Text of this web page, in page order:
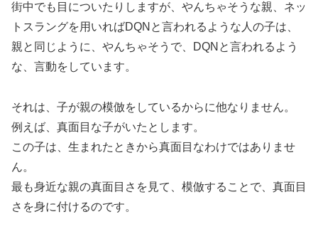
街中でも目についたりしますが、やんちゃそうな親、ネッ
トスラングを用いればDQNと言われるような人の子は、
親と同じように、やんちゃそうで、DQNと言われるよう
な、言動をしています。
それは、子が親の模倣をしているからに他なりません。
例えば、真面目な子がいたとします。
この子は、生まれたときから真面目なわけではありませ
ん。
最も身近な親の真面目さを見て、模倣することで、真面目
さを身に付けるのです。